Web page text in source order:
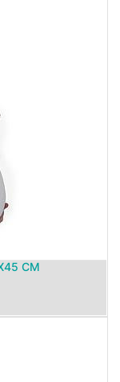
CM